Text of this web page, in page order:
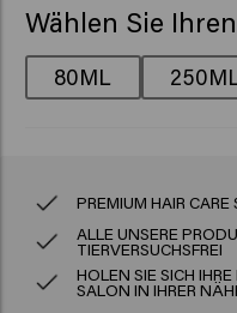
Wählen Sie
80ML
PREMIUM HAIR CARE
ALLE UNSERE
TIERVERSUCHSFREI
HOLEN SIE SICH
SALON IN IHRER